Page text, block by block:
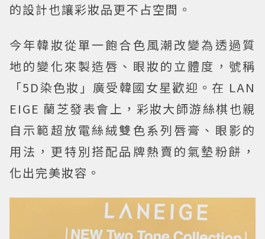
的設計也讓彩妝品更不占空間。
今年韓妝從單一飽合色風潮改變為透過質
地的變化來製造唇、眼妝的立體度，號稱
「5D染色妝」廣受韓國女星歡迎。在 LAN
EIGE 蘭芝發表會上，彩妝大師游絲棋也親
自示範超放電絲絨雙色系列唇膏、眼影的
用法，更特別搭配品牌熱賣的氣墊粉餅，
化出完美妝容。